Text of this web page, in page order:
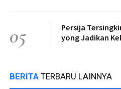
05
Persija
yong Jadikan
BERITA TERBARU LAINNYA